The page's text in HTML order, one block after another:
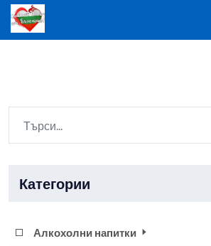
Категории
Алкохолни напитки